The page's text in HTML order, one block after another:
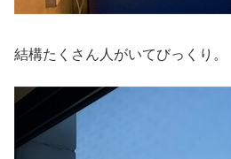
結構たくさん人がいてびっくり。